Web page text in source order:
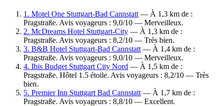
1. Motel One Stuttgart-Bad Cannstatt — À 1,3 km de :
Pragstraße. Avis voyageurs : 9,0/10 — Merveilleux.
2. McDreams Hotel Stuttgart-City — À 1,3 km de :
Pragstraße. Avis voyageurs : 8,2/10 — Très bien.
3. B&B Hotel Stuttgart-Bad Cannstatt — À 1,4 km de :
Pragstraße. Avis voyageurs : 9,0/10 — Merveilleux.
4. Ibis Budget Stuttgart City Nord — À 1,5 km de :
Pragstraße. Hôtel 1.5 étoile. Avis voyageurs : 8,2/10 — Très
bien.
5. Premier Inn Stuttgart Bad Cannstatt — À 1,7 km de :
Pragstraße. Avis voyageurs : 8,8/10 — Excellent.